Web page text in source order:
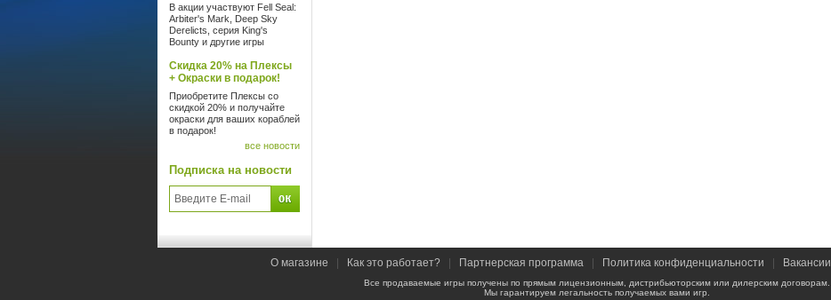
В акции участвуют Fell Seal:
Arbiter's Mark, Deep Sky
Derelicts, серия King's
Bounty и другие игры
Скидка 20% на Плексы
+ Окраски в подарок!
Приобретите Плексы со
скидкой 20% и получайте
окраски для ваших кораблей
в подарок!
все новости
Подписка на новости
О магазине Как это работает? Партнерская программа Политика конфиденциальности Вакансии
Все продаваемые игры получены по прямым лицензионным, дистрибьюторским или дилерским договорам.
Мы гарантируем легальность получаемых вами игр.